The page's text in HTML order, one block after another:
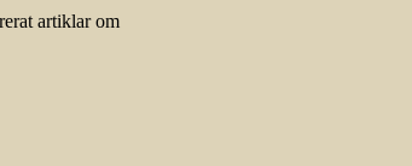
artiklar om